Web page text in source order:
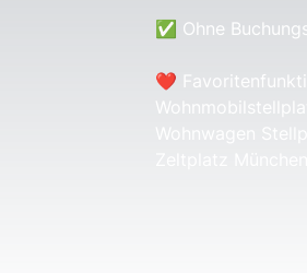
✅ Ohne
❤️